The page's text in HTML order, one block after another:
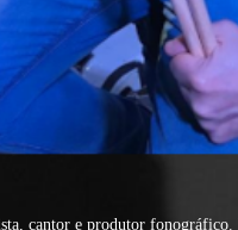
cantor e produtor fonográfico.